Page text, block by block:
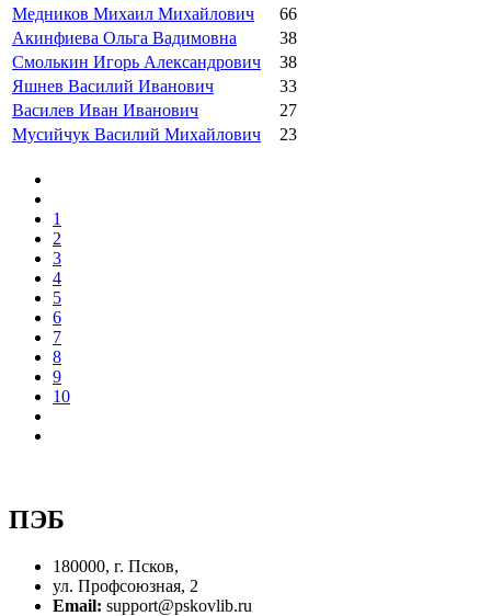
Медников Михаил Михайлович
66
Акинфиева Ольга Вадимовна
38
Смолькин Игорь Александрович
38
Яшнев Василий Иванович
33
Василев Иван Иванович
27
Мусийчук Василий Михайлович
23
1
2
3
4
5
6
7
8
9
10
ПЭБ
180000, г. Псков,
ул. Профсоюзная, 2
Email: support@pskovlib.ru